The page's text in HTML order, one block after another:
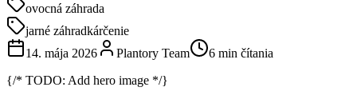
ovocná záhrada
jarné záhradkárčenie
14. mája 2026
Plantory Team
6 min čítania
{/* TODO: Add hero image */}